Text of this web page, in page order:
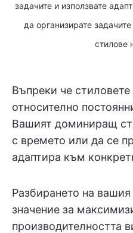
задачите и използвате
да организирате
стилове
Въпреки че стиловете
относително
Вашият доминиращ
с времето или да се
адаптира към
Разбирането на
значение за
производителността